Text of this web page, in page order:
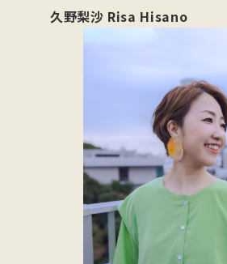
久野梨沙 Risa Hisano